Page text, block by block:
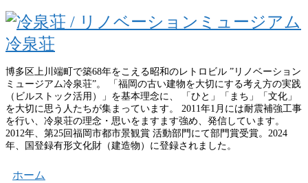
博多区上川端町で築68年をこえる昭和のレトロビル ”リノベーション
ミュージアム冷泉荘”。 「福岡の古い建物を大切にする考え方の実践
（ビルストック活用）」を基本理念に、 「ひと」「まち」「文化」
を大切に思う人たちが集まっています。 2011年1月には耐震補強工事
を行い、冷泉荘の理念・思いをますます強め、発信しています。
2012年、第25回福岡市都市景観賞 活動部門にて部門賞受賞。2024
年、国登録有形文化財（建造物）に登録されました。
ホーム